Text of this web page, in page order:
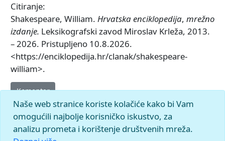
Citiranje:
Shakespeare, William. Hrvatska enciklopedija, mrežno
izdanje. Leksikografski zavod Miroslav Krleža, 2013.
– 2026. Pristupljeno 10.8.2026.
<https://enciklopedija.hr/clanak/shakespeare-
william>.
Komentar
Naše web stranice koriste kolačiće kako bi Vam
omogućili najbolje korisničko iskustvo, za
analizu prometa i korištenje društvenih mreža.